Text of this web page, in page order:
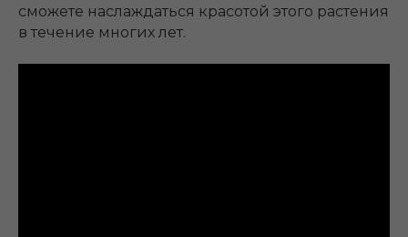
сможете наслаждаться красотой этого растения
в течение многих лет.